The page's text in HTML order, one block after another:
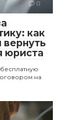
0
как
вернуть
юриста
на